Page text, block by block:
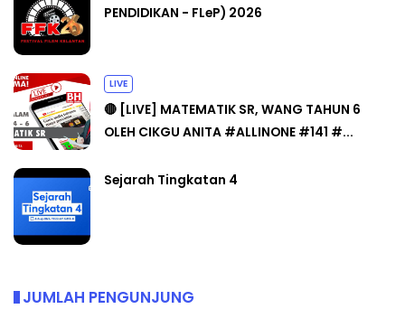
PENDIDIKAN - FLeP) 2026
LIVE
🔴 [LIVE] MATEMATIK SR, WANG TAHUN 6
OLEH CIKGU ANITA #ALLINONE #141 #...
Sejarah Tingkatan 4
JUMLAH PENGUNJUNG